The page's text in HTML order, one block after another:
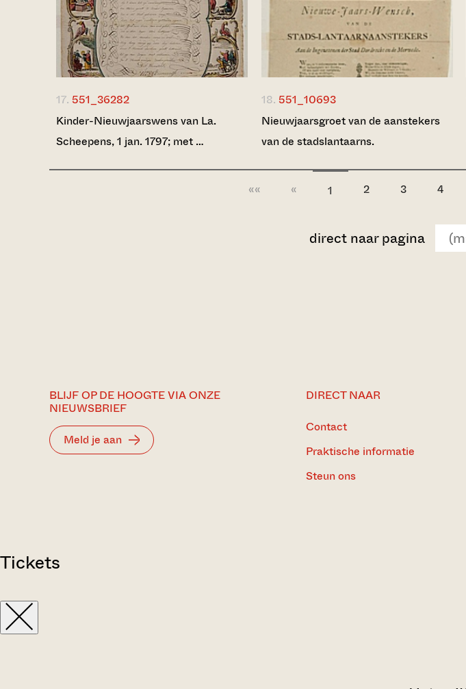
17. 551_36282
Kinder-Nieuwjaarswens van La.
Scheepens, 1 jan. 1797; met …
18. 551_10693
Nieuwjaarsgroet van de aanstekers
van de stadslantaarns.
«« « 1 2 3 4
direct naar pagina
BLIJF OP DE HOOGTE VIA ONZE
NIEUWSBRIEF
Meld je aan
DIRECT NAAR
Contact
Praktische informatie
Steun ons
Tickets